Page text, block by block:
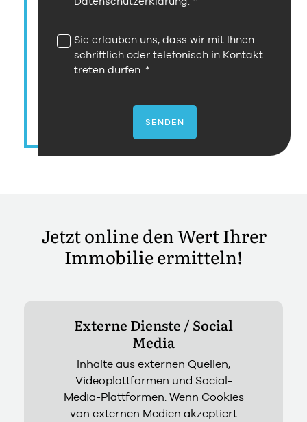
Sie erlauben uns, dass wir mit Ihnen
schriftlich oder telefonisch in Kontakt
treten dürfen.
SENDEN
Jetzt online den Wert Ihrer
Immobilie ermitteln!
Externe Dienste / Social
Media
Inhalte aus externen Quellen,
Videoplattformen und Social-
Media-Plattformen. Wenn Cookies
von externen Medien akzeptiert